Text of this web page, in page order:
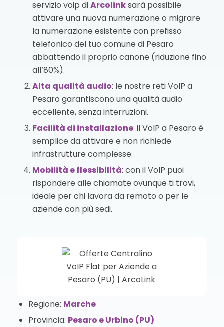
servizio voip diArcolinksarà possibile
attivare una nuova numerazione o migrare
la numerazione esistente con prefisso
telefonico del tuo comune di Pesaro
abbattendo il proprio canone (riduzione fino
all’80%).
Alta qualità audio: le nostre reti VoIP a
Pesaro garantiscono una qualità audio
eccellente, senza interruzioni.
Facilità di installazione: il VoIP a Pesaro è
semplice da attivare e non richiede
infrastrutture complesse.
Mobilità e flessibilità: con il VoIP puoi
rispondere alle chiamate ovunque ti trovi,
ideale per chi lavora da remoto o per le
aziende con più sedi.
Regione: Marche
Provincia: Pesaro e Urbino (PU)